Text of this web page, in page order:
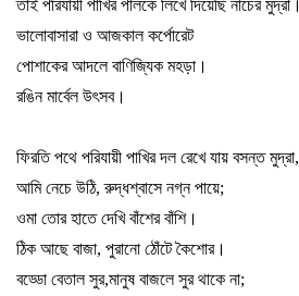
তাই পরিযায়ী পাখির পালকে লিখে দিয়েছি নাচের মুদ্রা ।
ভালোবাসারা ও আজকাল কর্পোরেট
পোশাকের আদলে বাণিজ্যিক মহড়া ।
রঙিন মার্বেল উৎসব।
ফিরতি পথে পরিযায়ী পাখির দল রেখে যায় বসন্ত মুদ্রা,
আমি নেচে উঠি,রুদ্ধশ্বাসে নগ্ন পায়ে;
ওমা তোর হাতে দেখি বাঁশের বাঁশি।
ঠিক আছে বাজা, পুরানো ঠোঁটে কৈশোর।
বড্ডো বেতাল সুর,মানুষ বাজলে সুর থাকে না;